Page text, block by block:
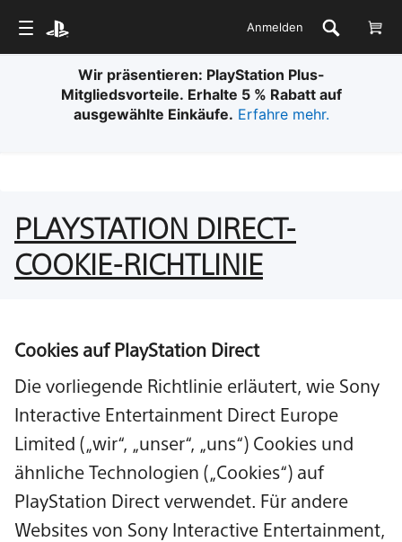
Anmelden
Wir präsentieren: PlayStation Plus-
Mitgliedsvorteile. Erhalte 5 % Rabatt auf
ausgewählte Einkäufe. Erfahre mehr.
PLAYSTATION DIRECT-
COOKIE-RICHTLINIE
Cookies auf PlayStation Direct
Die vorliegende Richtlinie erläutert, wie Sony
Interactive Entertainment Direct Europe
Limited („wir“, „unser“, „uns“) Cookies und
ähnliche Technologien („Cookies“) auf
PlayStation Direct verwendet. Für andere
Websites von Sony Interactive Entertainment,